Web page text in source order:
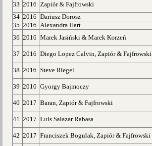
33 2016 Zapiór & Fajfrowski
34 2016 Dariusz Dorosz
35 2016 Alexandra Hart
36 2016 Marek Jasiński & Marek Korzeń
37 2016 Diego Lopez Calvin, Zapiór & Fajfrowski
38 2016 Steve Riegel
39 2016 Gyorgy Bajmoczy
40 2017 Baran, Zapiór & Fajfrowski
41 2017 Luis Salazar Rabasa
42 2017 Franciszek Bogulak, Zapiór & Fajfrowski